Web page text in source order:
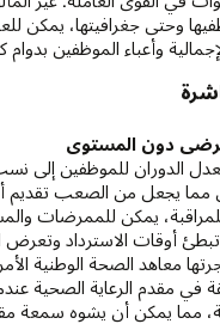
وحتى جغرافيتها، يمكن
وأعباء الموظفين بدوام
الدوران للموظفين إلى
مما يجعل من الصعب تقديم
يمكن للممرضات
أوقات الاسترداد
معاهد الصحة الوطنية
في مقدم الرعاية الصحية
مما يمكن أن يشوه سمعة